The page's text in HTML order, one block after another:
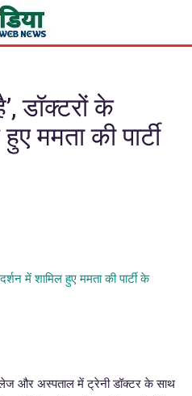
डॉक्टरों के
ममता की पार्टी
और अस्पताल में ट्रेनी डॉक्टर के साथ